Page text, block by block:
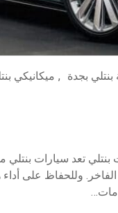
بجدة , ميكانيكي
تعد سيارات بنتلي
وللحفاظ على